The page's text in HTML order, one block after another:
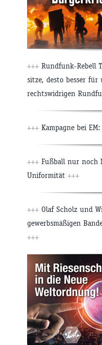
+++ Rundfunk-Rebell
sitze, desto besser für
rechtswidrigen
+++ Kampagne bei
+++ Fußball nur noch
Uniformität +++
+++ Olaf Scholz und
gewerbsmäßigen
+++